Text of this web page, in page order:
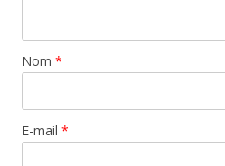
Nom *
E-mail *